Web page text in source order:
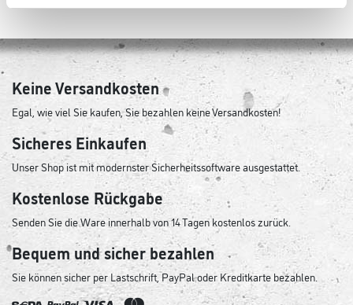
Keine Versandkosten
Egal, wie viel Sie kaufen, Sie bezahlen keine Versandkosten!
Sicheres Einkaufen
Unser Shop ist mit modernster Sicherheitssoftware ausgestattet.
Kostenlose Rückgabe
Senden Sie die Ware innerhalb von 14 Tagen kostenlos zurück.
Bequem und sicher bezahlen
Sie können sicher per Lastschrift, PayPal oder Kreditkarte bezahlen.